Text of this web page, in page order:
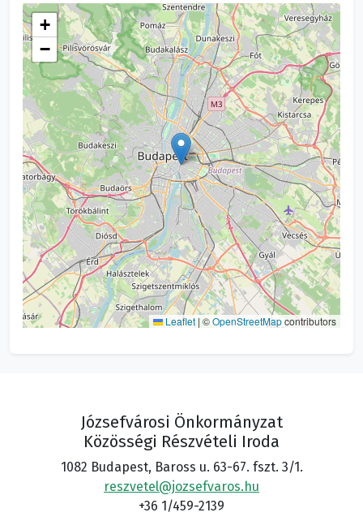
+
−
Leaflet | ©OpenStreetMapcontributors
Józsefvárosi Önkormányzat
Közösségi Részvételi Iroda
1082 Budapest, Baross u. 63-67. fszt. 3/1.
reszvetel@jozsefvaros.hu
+36 1/459-2139